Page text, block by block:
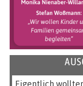
Eigentlich